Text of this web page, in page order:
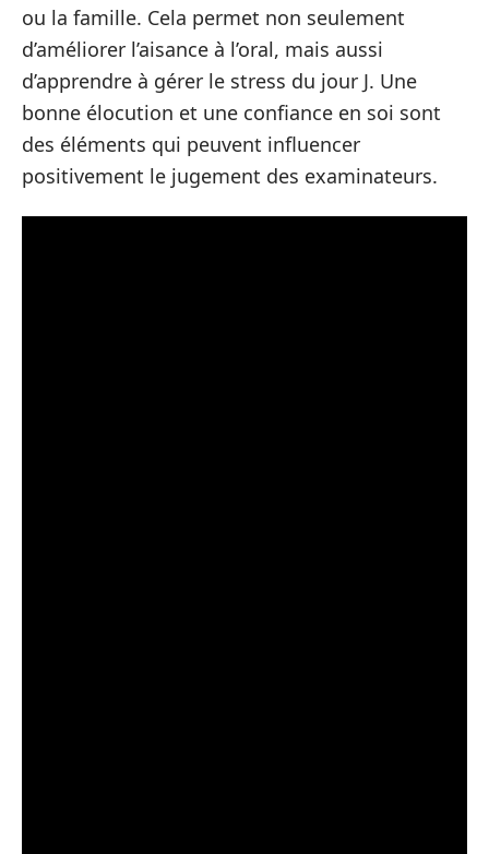
ou la famille. Cela permet non seulement
d’améliorer l’aisance à l’oral, mais aussi
d’apprendre à gérer le stress du jour J. Une
bonne élocution et une confiance en soi sont
des éléments qui peuvent influencer
positivement le jugement des examinateurs.